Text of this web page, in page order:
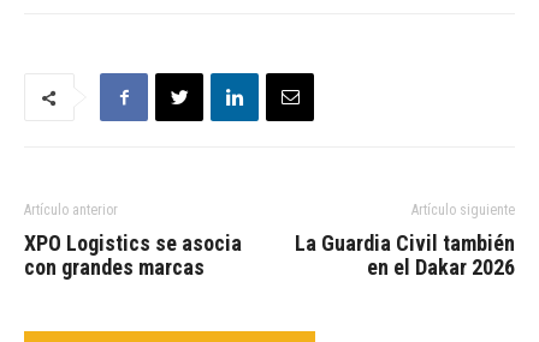
Artículo anterior
XPO Logistics se asocia
con grandes marcas
Artículo siguiente
La Guardia Civil también
en el Dakar 2026